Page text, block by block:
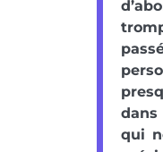
qui